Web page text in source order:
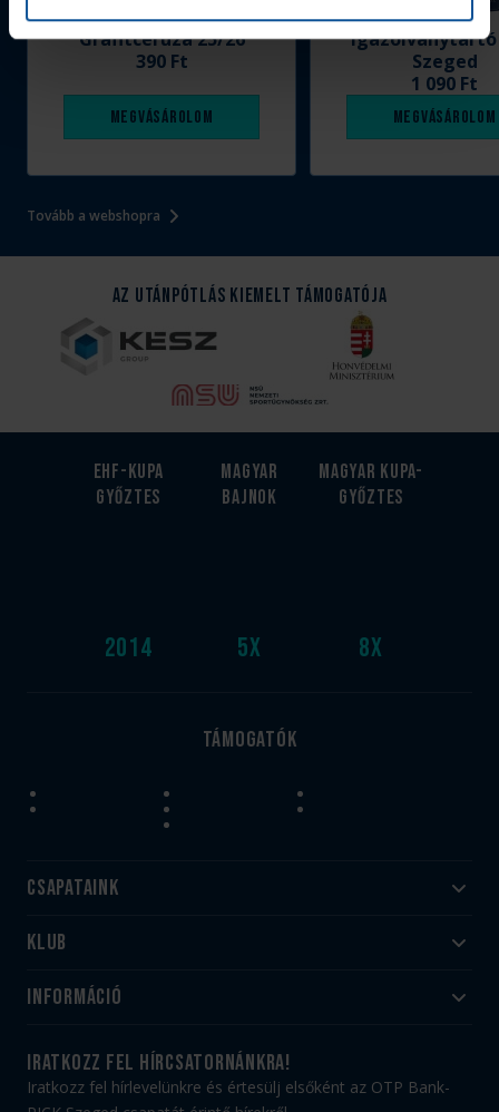
Tovább a webshopra
Grafitceruza 25/26
390 Ft
Megvásárolom
Szeged
1 090 Ft
Megvásárolom
Az Utánpótlás kiemelt támogatója
EHF-Kupa
győztes
2014
Magyar
bajnok
5x
Magyar kupa-
győztes
8x
Támogatók
Csapataink
Felnőtt
Utánpótlás
Klub
#HandballFamily
Munkatársaink
PICK Aréna
Információ
Jegy- és bérletvásárlás
Webshop
iratkozz fel hírcsatornánkra!
Iratkozz fel hírlevelünkre és értesülj elsőként az OTP Bank-